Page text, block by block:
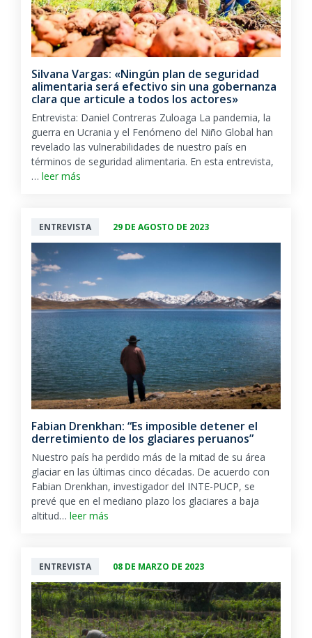
Silvana Vargas: «Ningún plan de seguridad
alimentaria será efectivo sin una gobernanza
clara que articule a todos los actores»
Entrevista: Daniel Contreras Zuloaga La pandemia, la
guerra en Ucrania y el Fenómeno del Niño Global han
revelado las vulnerabilidades de nuestro país en
términos de seguridad alimentaria. En esta entrevista,
… leer más
ENTREVISTA 29 DE AGOSTO DE 2023
Fabian Drenkhan: “Es imposible detener el
derretimiento de los glaciares peruanos”
Nuestro país ha perdido más de la mitad de su área
glaciar en las últimas cinco décadas. De acuerdo con
Fabian Drenkhan, investigador del INTE-PUCP, se
prevé que en el mediano plazo los glaciares a baja
altitud… leer más
ENTREVISTA 08 DE MARZO DE 2023